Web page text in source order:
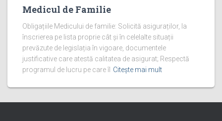
Medicul de Familie
Obligațiile Medicului de familie: Solicită asiguraților, la
înscrierea pe lista proprie cât și în celelalte situații
prevăzute de legislația în vigoare, documentele
justificative care atestă calitatea de asigurat; Respectă
programul de lucru pe care îl Citește mai mult